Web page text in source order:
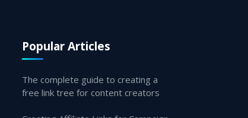
Popular Articles
The complete guide to creating a
free link tree for content creators